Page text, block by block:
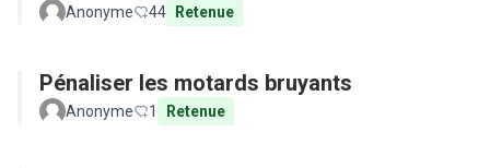
Anonyme 44 Retenue
Pénaliser les motards bruyants
Anonyme 1 Retenue